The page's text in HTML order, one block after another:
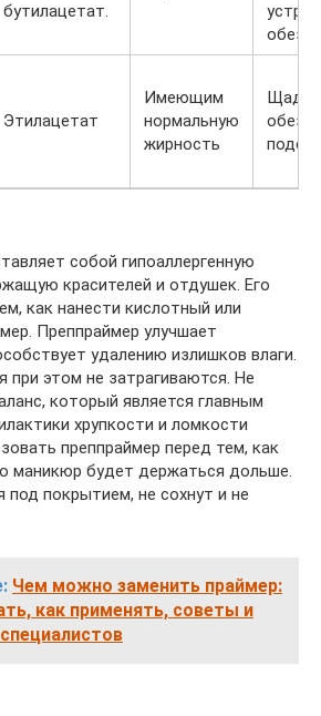
бутилацетат.
Этилацетат
Имеющим
нормальную
жирность
собой гипоаллергенную
красителей и отдушек. Его
как нанести кислотный или
Преппраймер улучшает
удалению излишков влаги.
при этом не затрагиваются. Не
который является главным
хрупкости и ломкости
преппраймер перед тем, как
маникюр будет держаться дольше.
под покрытием, не сохнут и не
Чем можно заменить праймер:
как применять, советы и